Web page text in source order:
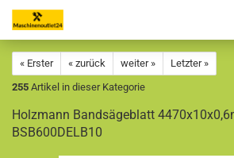
« Erster « zurück weiter »
Letzter »
255 Artikel in dieser Kategorie
Holzmann Bandsägeblatt
BSB600DELB10